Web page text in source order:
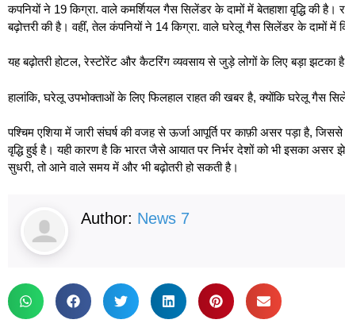
कपनियों ने 19 किग्रा. वाले कमर्शियल गैस सिलेंडर के दामों में बेतहाशा वृद्धि की
बढ़ोत्तरी की है। वहींं, तेल कंपनियों ने 14 किग्रा. वाले घरेलू गैस सिलेंडर के दामों में
यह बढ़ोतरी होटल, रेस्टोरेंट और कैटरिंग व्यवसाय से जुड़े लोगों के लिए बड़ा
हालांकि, घरेलू उपभोक्ताओं के लिए फिलहाल राहत की खबर है, क्योंकि घरेलू गैस
पश्चिम एशिया में जारी संघर्ष की वजह से ऊर्जा आपूर्ति पर काफ़ी असर पड़ा है,
वृद्धि हुई है। यही कारण है कि भारत जैसे आयात पर निर्भर देशों को भी इसका
सुधरी, तो आने वाले समय में और भी बढ़ोतरी हो सकती है।
Author: News 7